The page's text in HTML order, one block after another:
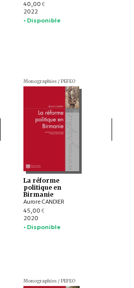
40,00 €
2022
• Disponible
Monographies / PEFEO
La réforme
politique en
Birmanie
Aurore CANDIER
45,00 €
2020
• Disponible
Monographies / PEFEO